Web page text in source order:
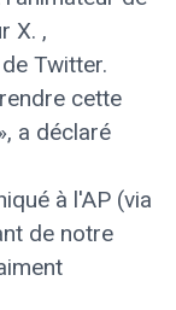
X. ,
Twitter.
cette
a déclaré
à l'AP (via
de notre